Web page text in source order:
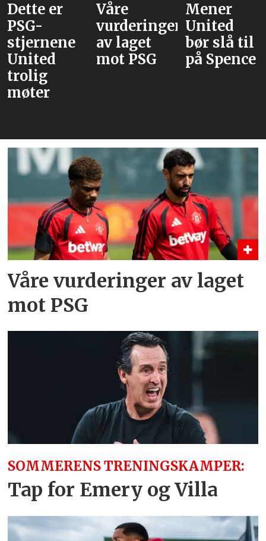
Dette er
PSG-
stjernene
United
trolig
møter
Våre
vurderinger
av laget
mot PSG
Mener
United
bør slå til
på Spence
Våre vurderinger av laget
mot PSG
SOMMERENS TRENINGSKAMPER:
Tap for Emery og Villa